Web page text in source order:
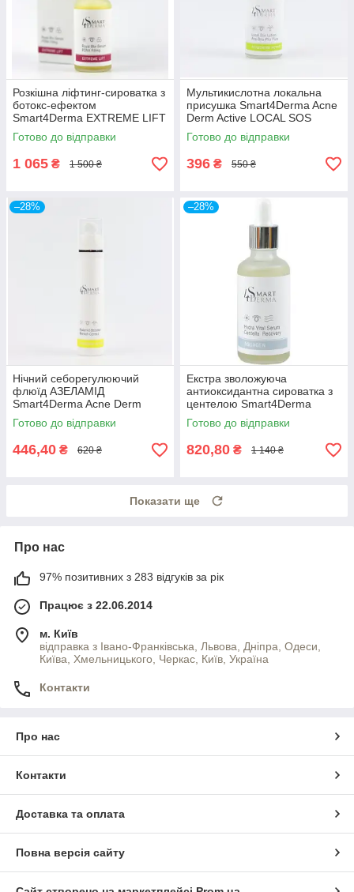
Розкішна ліфтинг-сироватка з
ботокс-ефектом
Smart4Derma EXTREME LIFT
ROYAL BTX-SERUM PDNA
FILLING
Готово до відправки
1 065 ₴ 1 500 ₴
Мультикислотна локальна
присушка Smart4Derma Acne
Derm Active LOCAL SOS
LOTION АНА-BHA-PHA PURE
Готово до відправки
396 ₴ 550 ₴
–28%
Нічний себорегулюючий
флюїд АЗЕЛАМІД
Smart4Derma Acne Derm
Active AZELAMID BOOSTER
BLEMISH CORRECT
Готово до відправки
446,40 ₴ 620 ₴
–28%
Екстра зволожуюча
антиоксидантна сироватка з
центелою Smart4Derma
Aquagen HYDRA VITAL
SERUM CENTELLA
Готово до відправки
820,80 ₴ 1 140 ₴
Показати ще
Про нас
97% позитивних з 283 відгуків за рік
Працює з 22.06.2014
м. Київ
відправка з Івано-Франківська, Львова, Дніпра, Одеси,
Київа, Хмельницького, Черкас, Київ, Україна
Контакти
Про нас
Контакти
Доставка та оплата
Повна версія сайту